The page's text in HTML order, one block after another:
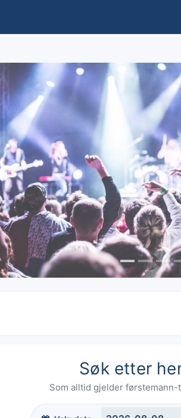
Søk etter
Som alltid gjelder